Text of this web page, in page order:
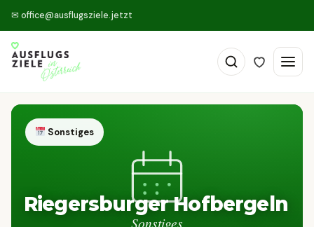
✉ office@ausflugsziele.jetzt
Sonstiges
Riegersburger Hofbergeln